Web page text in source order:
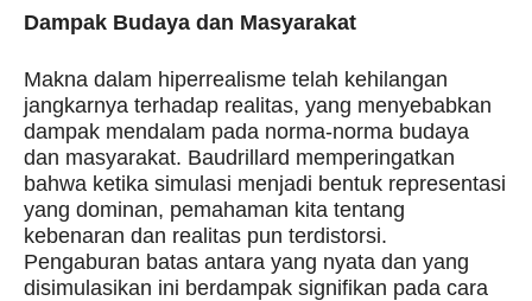
Dampak Budaya dan Masyarakat
Makna dalam hiperrealisme telah kehilangan
jangkarnya terhadap realitas, yang menyebabkan
dampak mendalam pada norma-norma budaya
dan masyarakat. Baudrillard memperingatkan
bahwa ketika simulasi menjadi bentuk representasi
yang dominan, pemahaman kita tentang
kebenaran dan realitas pun terdistorsi.
Pengaburan batas antara yang nyata dan yang
disimulasikan ini berdampak signifikan pada cara